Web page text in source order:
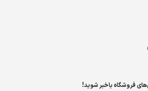
فروشگاه باخبر شوید!